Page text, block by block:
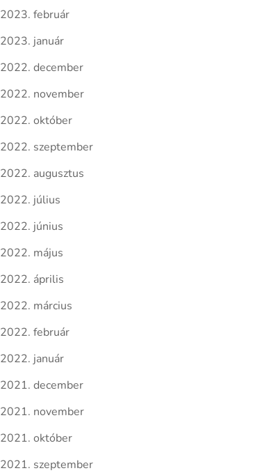
2023. február
2023. január
2022. december
2022. november
2022. október
2022. szeptember
2022. augusztus
2022. július
2022. június
2022. május
2022. április
2022. március
2022. február
2022. január
2021. december
2021. november
2021. október
2021. szeptember